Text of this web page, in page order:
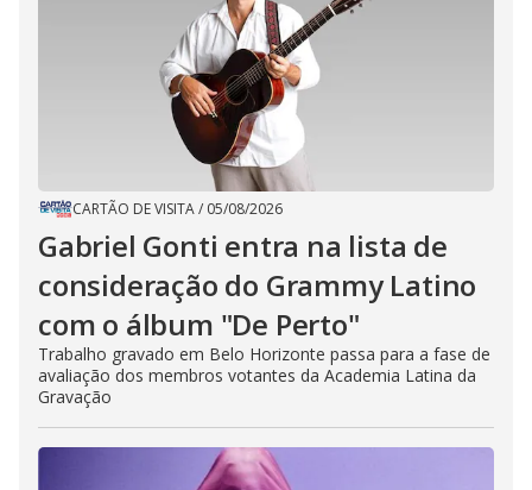
CARTÃO DE VISITA/ 05/08/2026
Gabriel Gonti entra na lista de
consideração do Grammy Latino
com o álbum "De Perto"
Trabalho gravado em Belo Horizonte passa para a fase de
avaliação dos membros votantes da Academia Latina da
Gravação